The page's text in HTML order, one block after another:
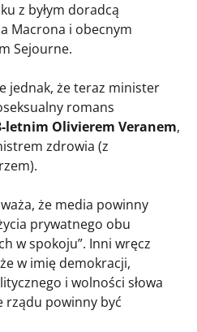
z byłym doradcą
Macrona i obecnym
Sejourne.
jednak, że teraz minister
romans
letnim Olivierem Veranem,
zdrowia (z
że media powinny
prywatnego obu
w spokoju”. Inni wręcz
w imię demokracji,
i wolności słowa
rządu powinny być